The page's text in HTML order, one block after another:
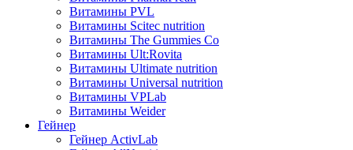
Витамины PVL
Витамины Scitec nutrition
Витамины The Gummies Co
Витамины Ult:Rovita
Витамины Ultimate nutrition
Витамины Universal nutrition
Витамины VPLab
Витамины Weider
Гейнер
Гейнер ActivLab